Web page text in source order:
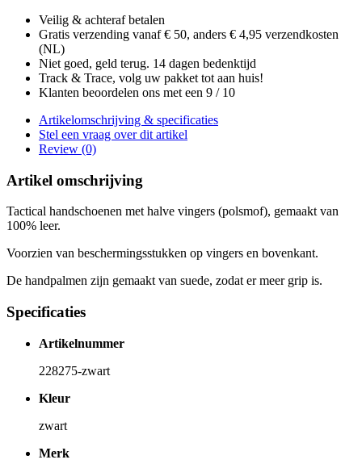
Veilig & achteraf betalen
Gratis verzending vanaf € 50, anders € 4,95 verzendkosten
(NL)
Niet goed, geld terug. 14 dagen bedenktijd
Track & Trace, volg uw pakket tot aan huis!
Klanten beoordelen ons met een 9 / 10
Artikelomschrijving & specificaties
Stel een vraag over dit artikel
Review (0)
Artikel omschrijving
Tactical handschoenen met halve vingers (polsmof), gemaakt van
100% leer.
Voorzien van beschermingsstukken op vingers en bovenkant.
De handpalmen zijn gemaakt van suede, zodat er meer grip is.
Specificaties
Artikelnummer
228275-zwart
Kleur
zwart
Merk